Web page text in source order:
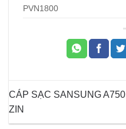
PVN1800
CÁP SẠC SANSUNG A750
ZIN